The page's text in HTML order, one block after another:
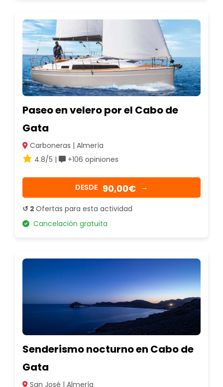
Paseo en velero por el Cabo de
Gata
Carboneras | Almería
4.8/5 |
+106 opiniones
DESDE 90,00€ →
↺ 2 Ofertas para esta actividad
Cancelación gratuita
Senderismo nocturno en Cabo de
Gata
San José | Almería